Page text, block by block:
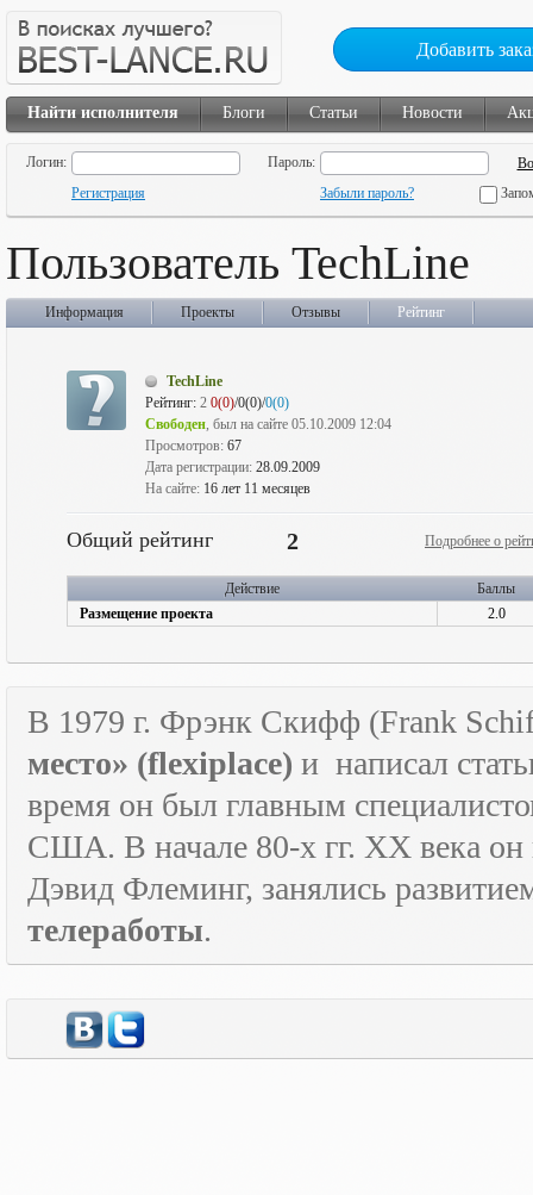
Добавить
Найти исполнителя Блоги Статьи Новости
Логин:
Пароль:
Регистрация
Забыли пароль?
Пользователь TechLine
Информация Проекты Отзывы Рейтинг
TechLine
Рейтинг: 2 0(0)/0(0)/0(0)
Свободен, был на сайте 05.10.2009 12:04
Просмотров: 67
Дата регистрации: 28.09.2009
На сайте: 16 лет 11 месяцев
Общий рейтинг 2 Подробнее о
Действие
Баллы
Размещение проекта
2.0
В 1979 г. Фрэнк Скифф (Frank
место» (flexiplace) и написал
время он был главным
США. В начале 80-х гг. XX века
Дэвид Флеминг, занялись
телеработы.